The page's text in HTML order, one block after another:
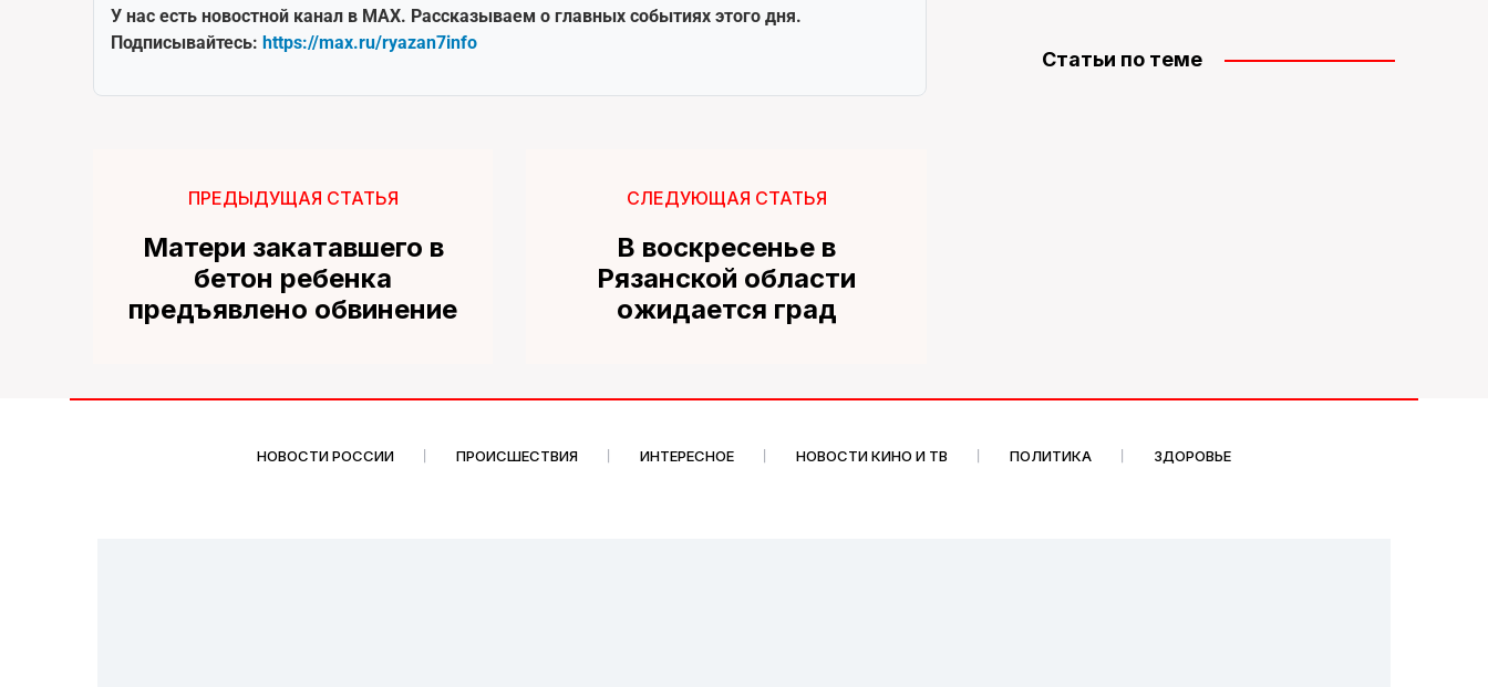
У нас есть новостной канал в MAX. Рассказываем о главных событиях этого дня.
Подписывайтесь: https://max.ru/ryazan7info
ПРЕДЫДУЩАЯ СТАТЬЯ
Матери закатавшего в
бетон ребенка
предъявлено обвинение
СЛЕДУЮЩАЯ СТАТЬЯ
В воскресенье в
Рязанской области
ожидается град
Статьи по теме
НОВОСТИ РОССИИ ПРОИСШЕСТВИЯ ИНТЕРЕСНОЕ НОВОСТИ КИНО И ТВ ПОЛИТИКА ЗДОРОВЬЕ